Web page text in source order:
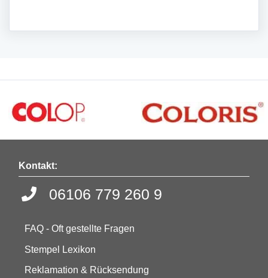
Kontakt:
06106 779 260 9
FAQ - Oft gestellte Fragen
Stempel Lexikon
Reklamation & Rücksendung